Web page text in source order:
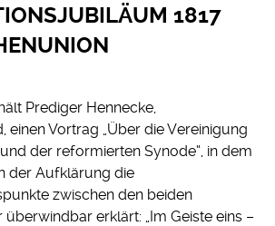
1817
Prediger Hennecke,
einen Vortrag „Über die Vereinigung
der reformierten Synode“, in dem
der Aufklärung die
zwischen den beiden
erklärt: „Im Geiste eins –